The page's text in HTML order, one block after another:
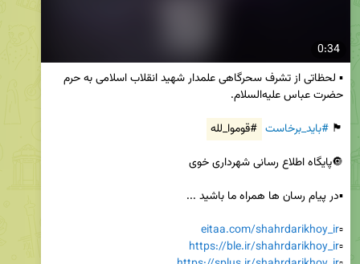
0:34
🏴 #باید_برخاست #قوموا_لله
▫️
eitaa.com/shahrdarikhoy_ir
▫️
https://ble.ir/shahrdarikhoy_ir